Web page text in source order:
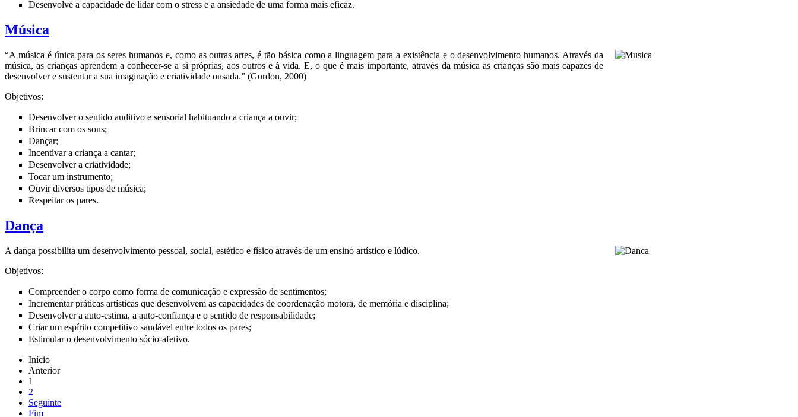
Desenvolve a capacidade de lidar com o stress e a ansiedade de uma forma mais eficaz.
Música
“A música é única para os seres humanos e, como as outras artes, é tão básica como a linguagem para a existência e o desenvolvimento humanos. Através da
música, as crianças aprendem a conhecer-se a si próprias, aos outros e à vida. E, o que é mais importante, através da música as crianças são mais capazes de
desenvolver e sustentar a sua imaginação e criatividade ousada.” (Gordon, 2000)
Objetivos:
Desenvolver o sentido auditivo e sensorial habituando a criança a ouvir;
Brincar com os sons;
Dançar;
Incentivar a criança a cantar;
Desenvolver a criatividade;
Tocar um instrumento;
Ouvir diversos tipos de música;
Respeitar os pares.
Dança
A dança possibilita um desenvolvimento pessoal, social, estético e físico através de um ensino artístico e lúdico.
Objetivos:
Compreender o corpo como forma de comunicação e expressão de sentimentos;
Incrementar práticas artísticas que desenvolvem as capacidades de coordenação motora, de memória e disciplina;
Desenvolver a auto-estima, a auto-confiança e o sentido de responsabilidade;
Criar um espírito competitivo saudável entre todos os pares;
Estimular o desenvolvimento sócio-afetivo.
Início
Anterior
1
2
Seguinte
Fim